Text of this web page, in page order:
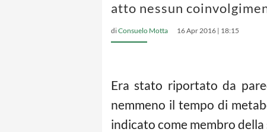
atto nessun
diConsuelo Motta 16 Apr 2016 | 18:15
Era stato riportato da
nemmeno il tempo di
indicato come membro